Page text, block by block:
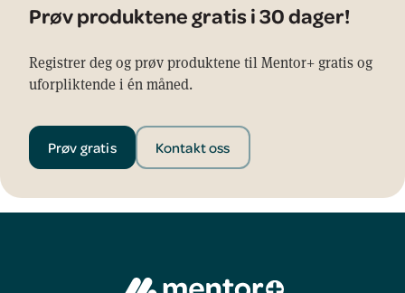
Prøv produktene gratis i 30 dager!
Registrer deg og prøv produktene til Mentor+ gratis og
uforpliktende i én måned.
Prøv gratis Kontakt oss